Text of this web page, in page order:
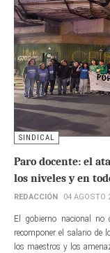
SINDICAL
Paro docente: el
los niveles y en
REDACCIÓN 04 AGOSTO
El gobierno nacional
recomponer el salario de
los maestros y los